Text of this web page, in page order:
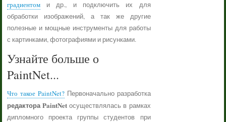
градиентоми др., и подключить их для
обработки изображений, а так же другие
полезные и мощные инструменты для работы
с картинками, фотографиями и рисунками.
Узнайте больше о
PaintNet...
Что такое PaintNet?Первоначально разработка
редактора PaintNet осуществлялась в рамках
дипломного проекта группы студентов при